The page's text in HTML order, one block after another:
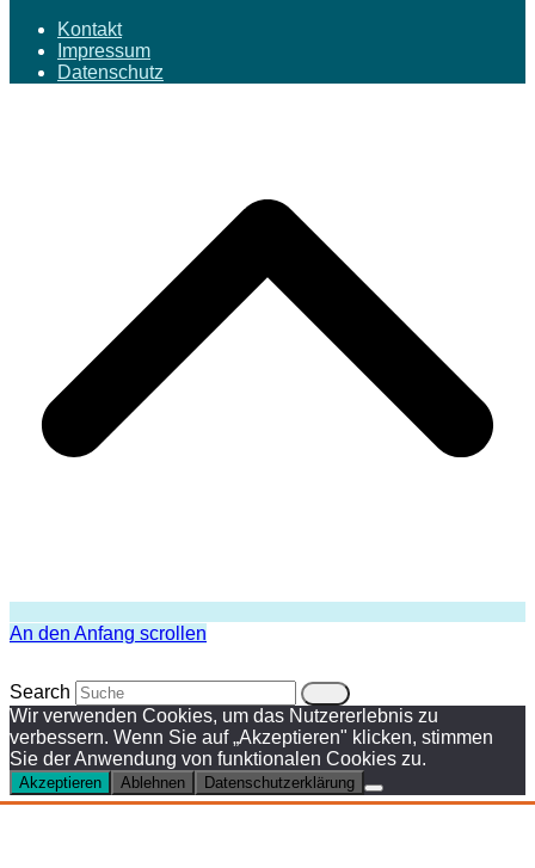
Kontakt
Impressum
Datenschutz
An den Anfang scrollen
Search
Wir verwenden Cookies, um das Nutzererlebnis zu
verbessern. Wenn Sie auf „Akzeptieren" klicken, stimmen
Sie der Anwendung von funktionalen Cookies zu.
Akzeptieren Ablehnen Datenschutzerklärung